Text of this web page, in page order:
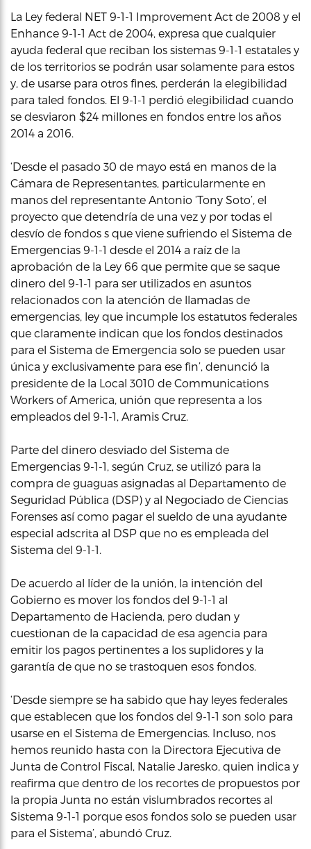
La Ley federal NET 9-1-1 Improvement Act de 2008 y el
Enhance 9-1-1 Act de 2004, expresa que cualquier
ayuda federal que reciban los sistemas 9-1-1 estatales y
de los territorios se podrán usar solamente para estos
y, de usarse para otros fines, perderán la elegibilidad
para taled fondos. El 9-1-1 perdió elegibilidad cuando
se desviaron $24 millones en fondos entre los años
2014 a 2016.
‘Desde el pasado 30 de mayo está en manos de la
Cámara de Representantes, particularmente en
manos del representante Antonio ‘Tony Soto’, el
proyecto que detendría de una vez y por todas el
desvío de fondos s que viene sufriendo el Sistema de
Emergencias 9-1-1 desde el 2014 a raíz de la
aprobación de la Ley 66 que permite que se saque
dinero del 9-1-1 para ser utilizados en asuntos
relacionados con la atención de llamadas de
emergencias, ley que incumple los estatutos federales
que claramente indican que los fondos destinados
para el Sistema de Emergencia solo se pueden usar
única y exclusivamente para ese fin’, denunció la
presidente de la Local 3010 de Communications
Workers of America, unión que representa a los
empleados del 9-1-1, Aramis Cruz.
Parte del dinero desviado del Sistema de
Emergencias 9-1-1, según Cruz, se utilizó para la
compra de guaguas asignadas al Departamento de
Seguridad Pública (DSP) y al Negociado de Ciencias
Forenses así como pagar el sueldo de una ayudante
especial adscrita al DSP que no es empleada del
Sistema del 9-1-1.
De acuerdo al líder de la unión, la intención del
Gobierno es mover los fondos del 9-1-1 al
Departamento de Hacienda, pero dudan y
cuestionan de la capacidad de esa agencia para
emitir los pagos pertinentes a los suplidores y la
garantía de que no se trastoquen esos fondos.
‘Desde siempre se ha sabido que hay leyes federales
que establecen que los fondos del 9-1-1 son solo para
usarse en el Sistema de Emergencias. Incluso, nos
hemos reunido hasta con la Directora Ejecutiva de
Junta de Control Fiscal, Natalie Jaresko, quien indica y
reafirma que dentro de los recortes de propuestos por
la propia Junta no están vislumbrados recortes al
Sistema 9-1-1 porque esos fondos solo se pueden usar
para el Sistema’, abundó Cruz.